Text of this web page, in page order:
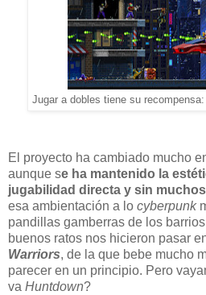
Jugar a dobles tiene su
El proyecto ha cambiado mucho
aunque se ha mantenido la
jugabilidad directa y sin
esa ambientación a lo cyberpunk
pandillas gamberras de los
buenos ratos nos hicieron pasar
Warriors, de la que bebe mucho
parecer en un principio. Pero
va Huntdown?